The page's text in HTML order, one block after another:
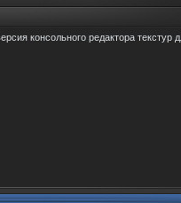
консольного редактора текстур